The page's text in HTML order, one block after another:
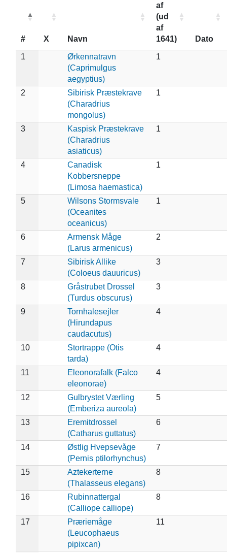
# X Navn
af
(ud
af
1641)
Dato
1
Ørkennatravn
(Caprimulgus
aegyptius)
1
2
Sibirisk Præstekrave
(Charadrius
mongolus)
1
3
Kaspisk Præstekrave
(Charadrius
asiaticus)
1
4
Canadisk
Kobbersneppe
(Limosa haemastica)
1
5
Wilsons Stormsvale
(Oceanites
oceanicus)
1
6
Armensk Måge
(Larus armenicus)
2
7
Sibirisk Allike
(Coloeus dauuricus)
3
8
Gråstrubet Drossel
(Turdus obscurus)
3
9
Tornhalesejler
(Hirundapus
caudacutus)
4
10
Stortrappe (Otis
tarda)
4
11
Eleonorafalk (Falco
eleonorae)
4
12
Gulbrystet Værling
(Emberiza aureola)
5
13
Eremitdrossel
(Catharus guttatus)
6
14
Østlig Hvepsevåge
(Pernis ptilorhynchus)
7
15
Aztekerterne
(Thalasseus elegans)
8
16
Rubinnattergal
(Calliope calliope)
8
17
Præriemåge
(Leucophaeus
pipixcan)
11